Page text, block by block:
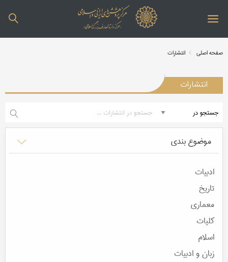
صفحه اصلی انتشارات
انتشارات
موضوع بندی
ادبیات
تاریخ
معماری
کلیات
اسلام
زبان و ادبیات